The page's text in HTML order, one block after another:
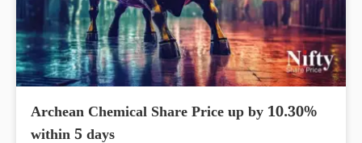
Archean Chemical Share Price up by 10.30%
within 5 days